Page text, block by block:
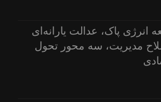
انرژی پاک، عدالت یارانه‌ای
مدیریت، سه محور تحول